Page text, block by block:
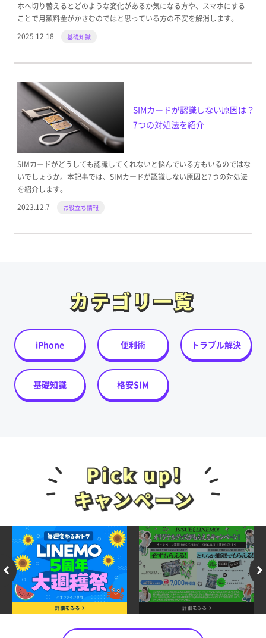
ホへ切り替えるとどのような変化があるか気になる方や、スマホにする
ことで月額料金がかさむのではと思っている方の不安を解消します。
2025.12.18
基礎知識
SIMカードが認識しない原因は？
7つの対処法を紹介
SIMカードがどうしても認識してくれないと悩んでいる方もいるのではな
いでしょうか。本記事では、SIMカードが認識しない原因と7つの対処法
を紹介します。
2023.12.7
お役立ち情報
カテゴリ一覧
カテゴリ一覧
iPhone 便利術 トラブル解決
基礎知識 格安SIM